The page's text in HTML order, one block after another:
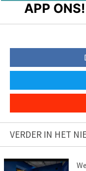
APP ONS!
VERDER IN HET